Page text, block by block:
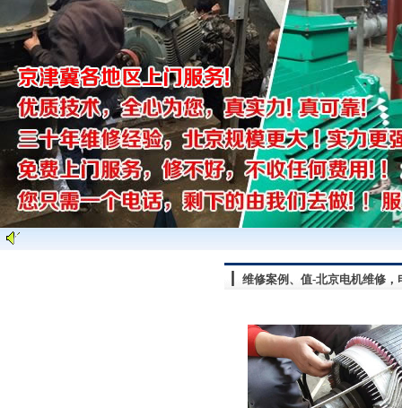
维修案例、值-北京电机维修